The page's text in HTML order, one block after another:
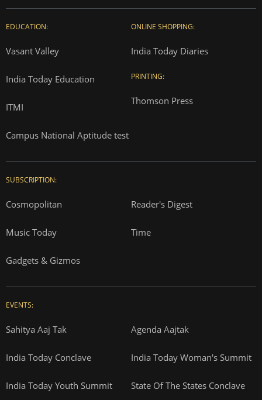
EDUCATION:
Vasant Valley
India Today Education
ITMI
Campus National Aptitude test
ONLINE SHOPPING:
India Today Diaries
PRINTING:
Thomson Press
SUBSCRIPTION:
Cosmopolitan Reader's Digest
Music Today Time
Gadgets & Gizmos
EVENTS:
Sahitya Aaj Tak Agenda Aajtak
India Today Conclave India Today Woman's Summit
India Today Youth Summit State Of The States Conclave